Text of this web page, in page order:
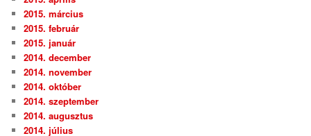
2015. március
2015. február
2015. január
2014. december
2014. november
2014. október
2014. szeptember
2014. augusztus
2014. július